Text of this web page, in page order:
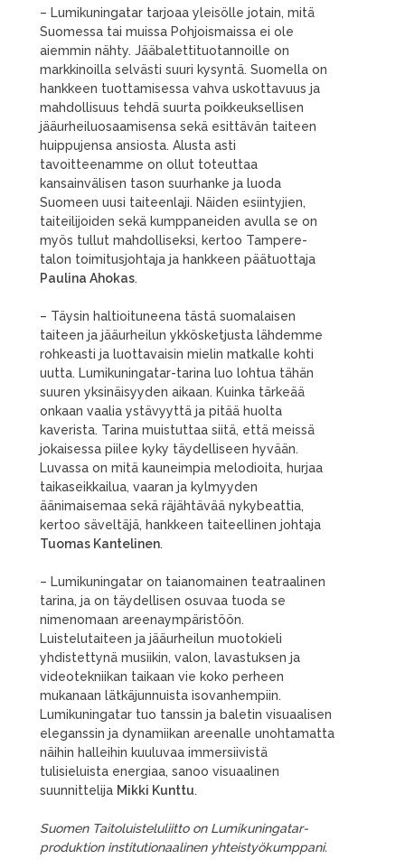
– Lumikuningatar tarjoaa yleisölle jotain, mitä
Suomessa tai muissa Pohjoismaissa ei ole
aiemmin nähty. Jääbalettituotannoille on
markkinoilla selvästi suuri kysyntä. Suomella on
hankkeen tuottamisessa vahva uskottavuus ja
mahdollisuus tehdä suurta poikkeuksellisen
jääurheiluosaamisensa sekä esittävän taiteen
huippujensa ansiosta. Alusta asti
tavoitteenamme on ollut toteuttaa
kansainvälisen tason suurhanke ja luoda
Suomeen uusi taiteenlaji. Näiden esiintyjien,
taiteilijoiden sekä kumppaneiden avulla se on
myös tullut mahdolliseksi, kertoo Tampere-
talon toimitusjohtaja ja hankkeen päätuottaja
Paulina Ahokas.
– Täysin haltioituneena tästä suomalaisen
taiteen ja jääurheilun ykkösketjusta lähdemme
rohkeasti ja luottavaisin mielin matkalle kohti
uutta. Lumikuningatar-tarina luo lohtua tähän
suuren yksinäisyyden aikaan. Kuinka tärkeää
onkaan vaalia ystävyyttä ja pitää huolta
kaverista. Tarina muistuttaa siitä, että meissä
jokaisessa piilee kyky täydelliseen hyvään.
Luvassa on mitä kauneimpia melodioita, hurjaa
taikaseikkailua, vaaran ja kylmyyden
äänimaisemaa sekä räjähtävää nykybeattia,
kertoo säveltäjä, hankkeen taiteellinen johtaja
Tuomas Kantelinen.
– Lumikuningatar on taianomainen teatraalinen
tarina, ja on täydellisen osuvaa tuoda se
nimenomaan areenaympäristöön.
Luistelutaiteen ja jääurheilun muotokieli
yhdistettynä musiikin, valon, lavastuksen ja
videotekniikan taikaan vie koko perheen
mukanaan lätkäjunnuista isovanhempiin.
Lumikuningatar tuo tanssin ja baletin visuaalisen
eleganssin ja dynamiikan areenalle unohtamatta
näihin halleihin kuuluvaa immersiivistä
tulisieluista energiaa, sanoo visuaalinen
suunnittelija Mikki Kunttu.
Suomen Taitoluisteluliitto on Lumikuningatar-
produktion institutionaalinen yhteistyökumppani.